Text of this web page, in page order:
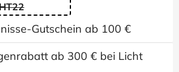
Gutschein ab 100 €
ab 300 € bei Licht